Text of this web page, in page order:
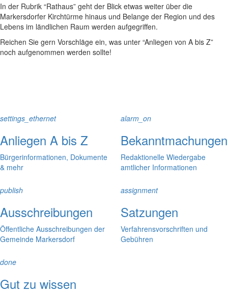
In der Rubrik “Rathaus” geht der Blick etwas weiter über die
Markersdorfer Kirchtürme hinaus und Belange der Region und des
Lebens im ländlichen Raum werden aufgegriffen.
Reichen Sie gern Vorschläge ein, was unter “Anliegen von A bis Z”
noch aufgenommen werden sollte!
settings_ethernet
Anliegen A bis Z
Bürgerinformationen, Dokumente
& mehr
alarm_on
Bekanntmachungen
Redaktionelle Wiedergabe
amtlicher Informationen
publish
Ausschreibungen
Öffentliche Ausschreibungen der
Gemeinde Markersdorf
assignment
Satzungen
Verfahrensvorschriften und
Gebühren
done
Gut zu wissen